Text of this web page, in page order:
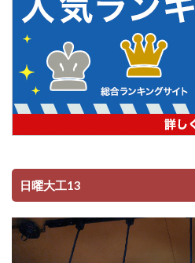
日曜大工13